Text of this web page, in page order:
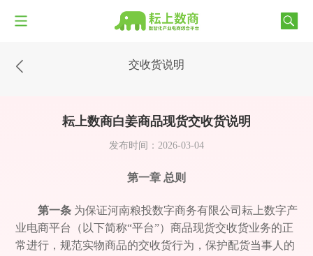
交收货说明
耘上数商白姜商品现货交收货说明
发布时间：2026-03-04
第一章 总则
第一条 为保证河南粮投数字商务有限公司耘上数字产
业电商平台（以下简称“平台”）商品现货交收货业务的正
常进行，规范实物商品的交收货行为，保护配货当事人的